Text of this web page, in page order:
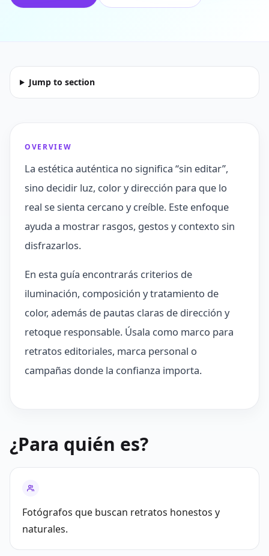
Jump to section
OVERVIEW
La estética auténtica no significa “sin editar”,
sino decidir luz, color y dirección para que lo
real se sienta cercano y creíble. Este enfoque
ayuda a mostrar rasgos, gestos y contexto sin
disfrazarlos.
En esta guía encontrarás criterios de
iluminación, composición y tratamiento de
color, además de pautas claras de dirección y
retoque responsable. Úsala como marco para
retratos editoriales, marca personal o
campañas donde la confianza importa.
¿Para quién es?
Fotógrafos que buscan retratos honestos y
naturales.